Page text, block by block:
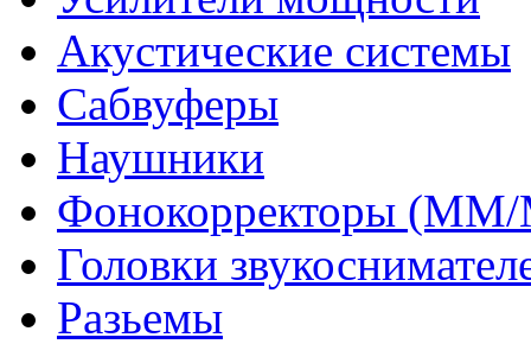
Акустические системы
Сабвуферы
Наушники
Фонокорректоры
Головки
Разьемы